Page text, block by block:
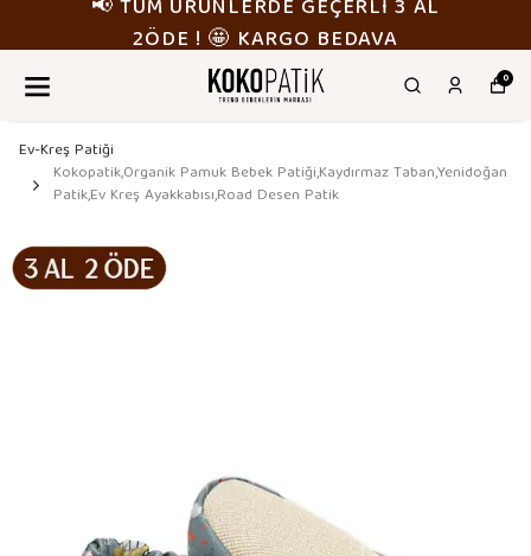
📢 TÜM ÜRÜNLERDE GEÇERLİ 3 AL
2ÖDE ! 🤩 KARGO BEDAVA
0
Ev-Kreş Patiği
Kokopatik,Organik Pamuk Bebek Patiği,Kaydırmaz Taban,Yenidoğan
Patik,Ev Kreş Ayakkabısı,Road Desen Patik